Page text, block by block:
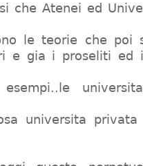
che Atenei ed
le teorie che poi
e gia i proseliti ed
universita